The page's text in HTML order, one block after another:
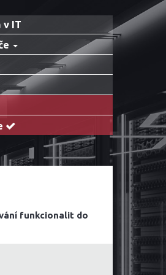
v IT
funkcionalit do